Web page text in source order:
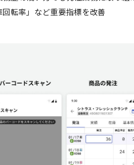
転率」など重要指標を改善